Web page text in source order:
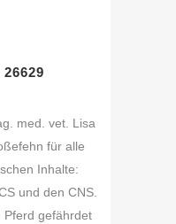
med. vet. Lisa
für alle
Inhalte:
und den CNS.
Pferd gefährdet